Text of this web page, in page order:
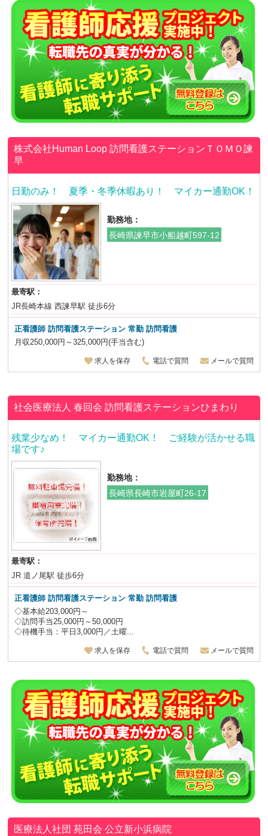
株式会社Human Loop訪問看護ステーションＴＯＭＯ諫
早
日勤のみ！ 夏季・冬季休暇あり！ マイカー通勤OK！
勤務地：
長崎県諫早市小船越町597-12
最寄駅：
JR長崎本線 西諫早駅 徒歩6分
正看護師 訪問看護ステーション 常勤 訪問看護
月収250,000円～325,000円(手当含む)
求人を保存 電話で質問 メールで質問
社会医療法人 春回会訪問看護ステーションひまわり
残業少なめ！ マイカー通勤OK！ ご経験が活かせる職
場です♪
勤務地：
長崎県長崎市岩屋町26-17
最寄駅：
JR 道ノ尾駅 徒歩6分
正看護師訪問看護ステーション 常勤 訪問看護
◇基本給203,000円～
◇訪問手当25,000円～50,000円
◇待機手当：平日3,000円／土曜...
求人を保存 電話で質問 メールで質問
医療法人社団 苑田会公立新小浜病院